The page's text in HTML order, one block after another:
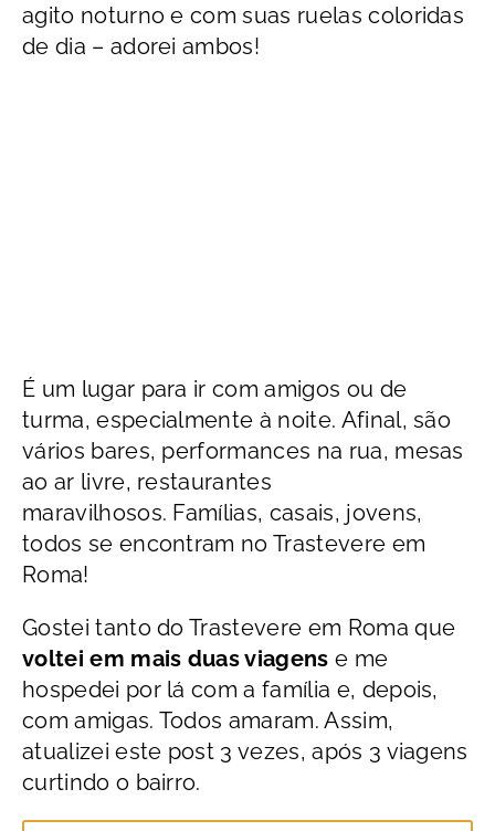
agito noturno e com suas ruelas coloridas
de dia – adorei ambos!
É um lugar para ir com amigos ou de
turma, especialmente à noite. Afinal, são
vários bares, performances na rua, mesas
ao ar livre, restaurantes
maravilhosos. Famílias, casais, jovens,
todos se encontram no Trastevere em
Roma!
Gostei tanto do Trastevere em Roma que
voltei em mais duas viagens e me
hospedei por lá com a família e, depois,
com amigas. Todos amaram. Assim,
atualizei este post 3 vezes, após 3 viagens
curtindo o bairro.